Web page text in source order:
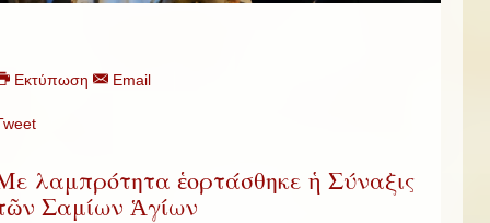
Εκτύπωση Email
λαμπρότητα ἑορτάσθηκε ἡ Σύναξις
Σαμίων Ἁγίων